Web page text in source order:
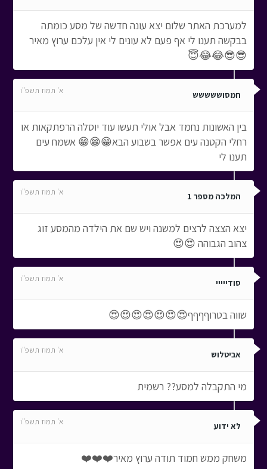
למערכת האתר שלום יצא עונה חדשה של מסע כומתה
בבקשה תענו לי אף פעם לא עונים לי אין עלכם ערוץ מאיר
😎😎😂😂😇
חמסוששששש א' תמוז תשפ"ו
בין האשונות נחמד אבל אולי תעשו עוד יוסלה הרפתקאות או
רחלי הקטנה עים אפשר בשבוע הבא😁😁😁 אשמח עים
תענו לי
המלכה מספר 1 א' תמוז תשפ"ו
יצא הצצה לרצים למשנה ויש שם את הילדה מהמסע זוג
צהוב הגבוהה 😍😍
סודייייי א' תמוז תשפ"ו
שווה בטרוףףףף😍😍😍😍😍😍😍
אביטלוש א' תמוז תשפ"ו
מי התקבלה למסע?? רשמית
לא ידוע א' תמוז תשפ"ו
משחק ממש חמוד תודה ערוץ מאיר❤️❤️❤️